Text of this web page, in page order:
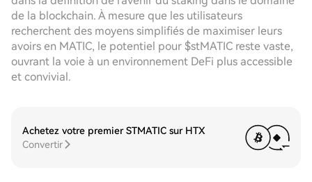
de la blockchain. À mesure que les utilisateurs
recherchent des moyens simplifiés de maximiser leurs
avoirs en MATIC, le potentiel pour $stMATIC reste vaste,
ouvrant la voie à un environnement DeFi plus accessible
et convivial.
Achetez votre premier STMATIC sur HTX
Convertir